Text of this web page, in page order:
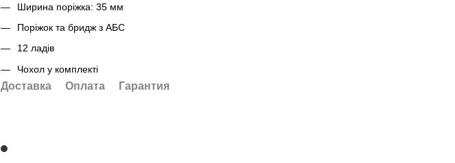
Ширина поріжка: 35 мм
Поріжок та бридж з АБС
12 ладів
Чохол у комплекті
Доставка Оплата Гарантия